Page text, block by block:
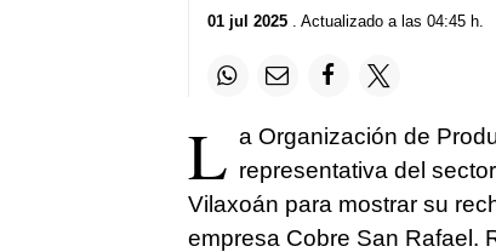
01 jul 2025. Actualizado a las 04:45 h.
L a Organización de
representativa del
Vilaxoán para mostrar su
empresa Cobre San Rafael.